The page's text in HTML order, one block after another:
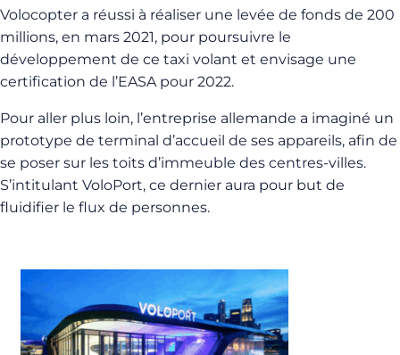
Volocopter a réussi à réaliser une levée de fonds de 200
millions, en mars 2021, pour poursuivre le
développement de ce taxi volant et envisage une
certification de l’EASA pour 2022.
Pour aller plus loin, l’entreprise allemande a imaginé un
prototype de terminal d’accueil de ses appareils, afin de
se poser sur les toits d’immeuble des centres-villes.
S’intitulant VoloPort, ce dernier aura pour but de
fluidifier le flux de personnes.